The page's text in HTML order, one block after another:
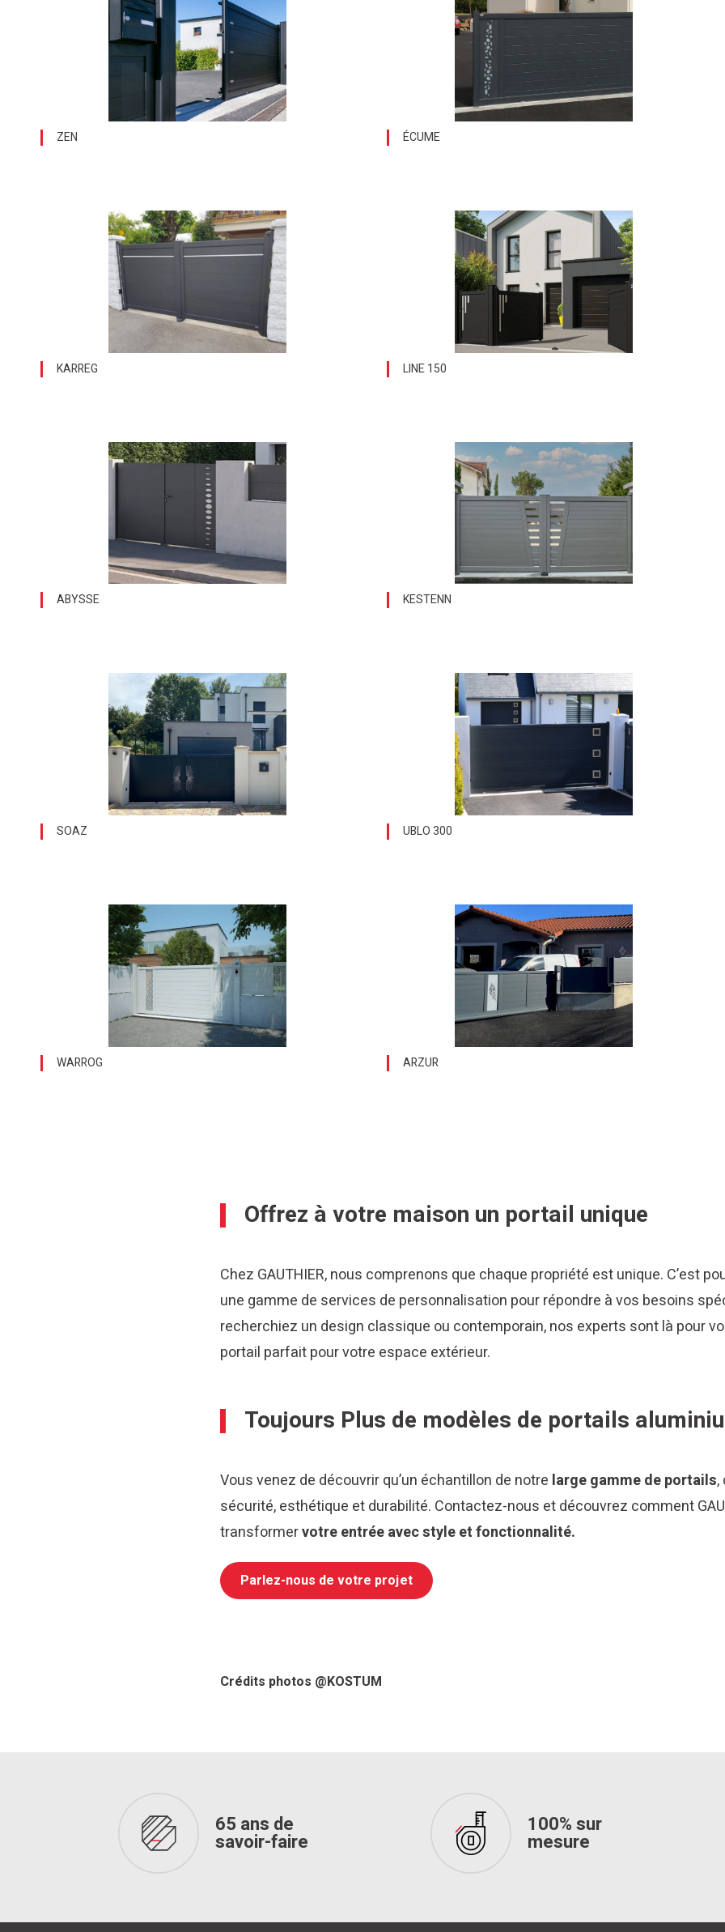
ZEN
KARREG
ABYSSE
SOAZ
WARROG
ÉCUME
LINE 150
KESTENN
UBLO 300
ARZUR
Offrez à votre maison un portail unique
Chez GAUTHIER, nous comprenons que chaque propriété est unique. C’est
une gamme de services de personnalisation pour répondre à vos besoins
recherchiez un design classique ou contemporain, nos experts sont là pour
portail parfait pour votre espace extérieur.
Toujours Plus de modèles de portails
Vous venez de découvrir qu’un échantillon de notre large gamme de portails,
sécurité, esthétique et durabilité. Contactez-nous et découvrez comment
transformervotre entrée avec style et fonctionnalité.
Parlez-nous de votre projet
Crédits photos @KOSTUM
65 ans de
savoir-faire
100% sur
mesure